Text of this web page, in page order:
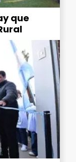
que